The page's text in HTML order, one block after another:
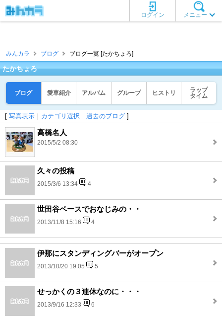
メニュー
ログイン
みんカラ ブログ ブログ一覧 [たかちょろ]
たかちょろ
ブログ 愛車紹介 アルバム グループ ヒストリ
ラップ
タイム
[ 写真表示 ｜ カテゴリ選択 ｜ 過去のブログ ]
高橋名人
2015/5/2 08:30
久々の投稿
2015/3/6 13:34 4
世田谷ベースでおなじみの・・
2013/11/8 15:16 4
伊那にスタンディングバーがオープン
2013/10/20 19:05 5
せっかくの３連休なのに・・・
2013/9/16 12:33 6